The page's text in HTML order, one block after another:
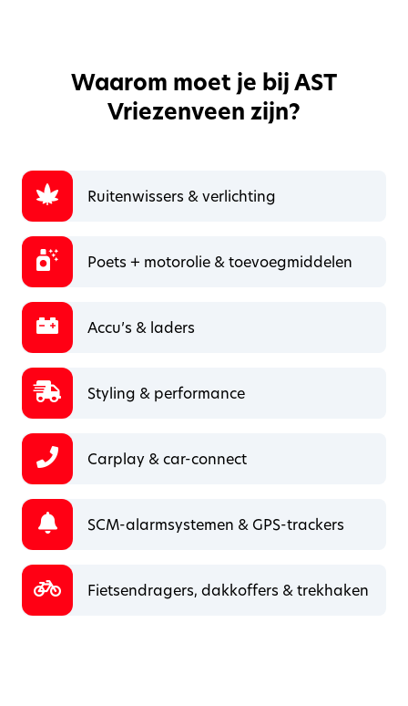
Waarom moet je bij AST
Vriezenveen zijn?
Ruitenwissers & verlichting
Poets + motorolie & toevoegmiddelen
Accu’s & laders
Styling & performance
Carplay & car-connect
SCM-alarmsystemen & GPS-trackers
Fietsendragers, dakkoffers & trekhaken